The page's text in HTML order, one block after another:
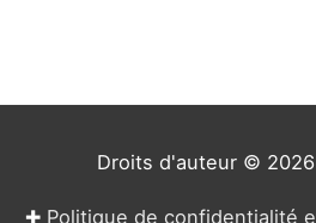
Droits d'auteur © 2026
✚ Politique de confidentialité